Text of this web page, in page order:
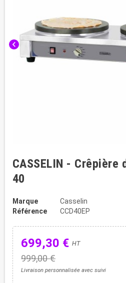
chevron_left
CASSELIN - Crêpière
40
Marque
Casselin
Référence
CCD40EP
699,30 € HT
999,00 €
Livraison personnalisée avec suivi